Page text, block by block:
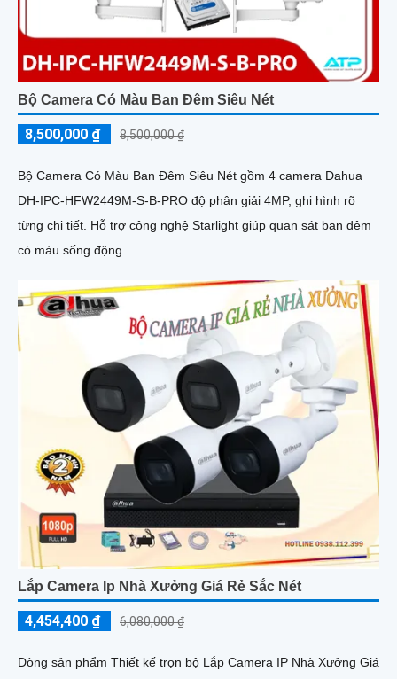
Bộ Camera Có Màu Ban Đêm Siêu Nét
8,500,000 ₫ 8,500,000 ₫
Bộ Camera Có Màu Ban Đêm Siêu Nét gồm 4 camera Dahua
DH-IPC-HFW2449M-S-B-PRO độ phân giải 4MP, ghi hình rõ
từng chi tiết. Hỗ trợ công nghệ Starlight giúp quan sát ban đêm
có màu sống động
Lắp Camera Ip Nhà Xưởng Giá Rẻ Sắc Nét
4,454,400 ₫ 6,080,000 ₫
Dòng sản phẩm Thiết kế trọn bộ Lắp Camera IP Nhà Xưởng Giá